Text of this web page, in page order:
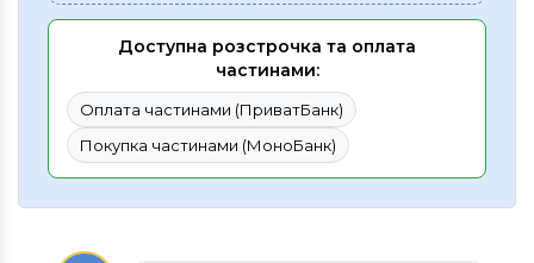
Доступна розстрочка та оплата
частинами:
Оплата частинами (ПриватБанк)
Покупка частинами (МоноБанк)